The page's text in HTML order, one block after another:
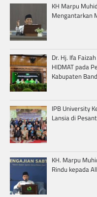
KH Marpu
Mengantarkan
Dr. Hj. Ifa
HIDMAT pada
Kabupaten
IPB University
Lansia di
KH. Marpu
Rindu kepada